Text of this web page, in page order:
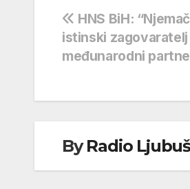
Navigacija
objava
HNS BiH:
istinski
međunarodni
ByRadio